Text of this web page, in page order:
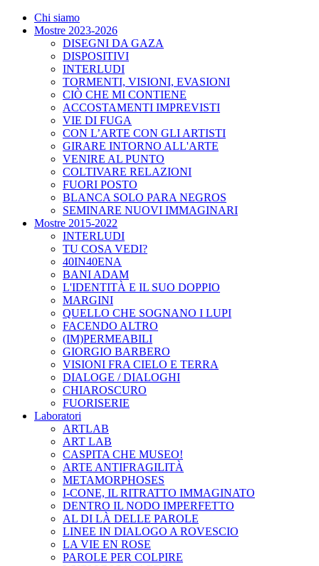
Chi siamo
Mostre 2023-2026
DISEGNI DA GAZA
DISPOSITIVI
INTERLUDI
TORMENTI, VISIONI, EVASIONI
CIÒ CHE MI CONTIENE
ACCOSTAMENTI IMPREVISTI
VIE DI FUGA
CON L’ARTE CON GLI ARTISTI
GIRARE INTORNO ALL'ARTE
VENIRE AL PUNTO
COLTIVARE RELAZIONI
FUORI POSTO
BLANCA SOLO PARA NEGROS
SEMINARE NUOVI IMMAGINARI
Mostre 2015-2022
INTERLUDI
TU COSA VEDI?
40IN40ENA
BANI ADAM
L'IDENTITÀ E IL SUO DOPPIO
MARGINI
QUELLO CHE SOGNANO I LUPI
FACENDO ALTRO
(IM)PERMEABILI
GIORGIO BARBERO
VISIONI FRA CIELO E TERRA
DIALOGE / DIALOGHI
CHIAROSCURO
FUORISERIE
Laboratori
ARTLAB
ART LAB
CASPITA CHE MUSEO!
ARTE ANTIFRAGILITÀ
METAMORPHOSES
I-CONE, IL RITRATTO IMMAGINATO
DENTRO IL NODO IMPERFETTO
AL DI LÀ DELLE PAROLE
LINEE IN DIALOGO A ROVESCIO
LA VIE EN ROSE
PAROLE PER COLPIRE